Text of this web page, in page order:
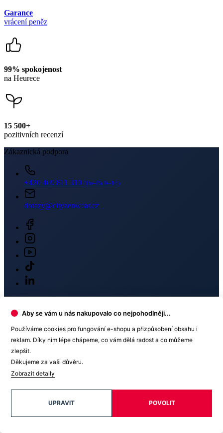
Garance
vrácení peněz
99% spokojenost
na Heurece
15 500+
pozitivních recenzí
Zákaznická podpora
+420 469 811 310 (Po–Pá 9–16)
dotazy@cityzenwear.cz
Newsletter
Získejte slevy jen pro přihlášené, buďte informováni o akcích.
Váš e-mail
Aby se vám u nás nakupovalo co nejpohodlněji...
Používáme cookies pro fungování e-shopu a přizpůsobení obsahu i
reklam. Díky nim lépe chápeme, co vám dělá radost a co můžeme
zlepšit.
Děkujeme za vaši důvěru.
Zobrazit detaily
POVOLIT
UPRAVIT